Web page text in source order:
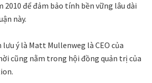
2010 để đảm bảo tính bền vững lâu dài
này.
ý là Matt Mullenweg là CEO của
cũng nằm trong hội đồng quản trị của